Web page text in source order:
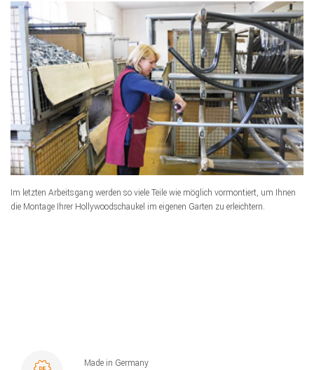
Im letzten Arbeitsgang werden so viele Teile wie möglich vormontiert, um Ihnen
die Montage Ihrer Hollywoodschaukel im eigenen Garten zu erleichtern.
Made in Germany